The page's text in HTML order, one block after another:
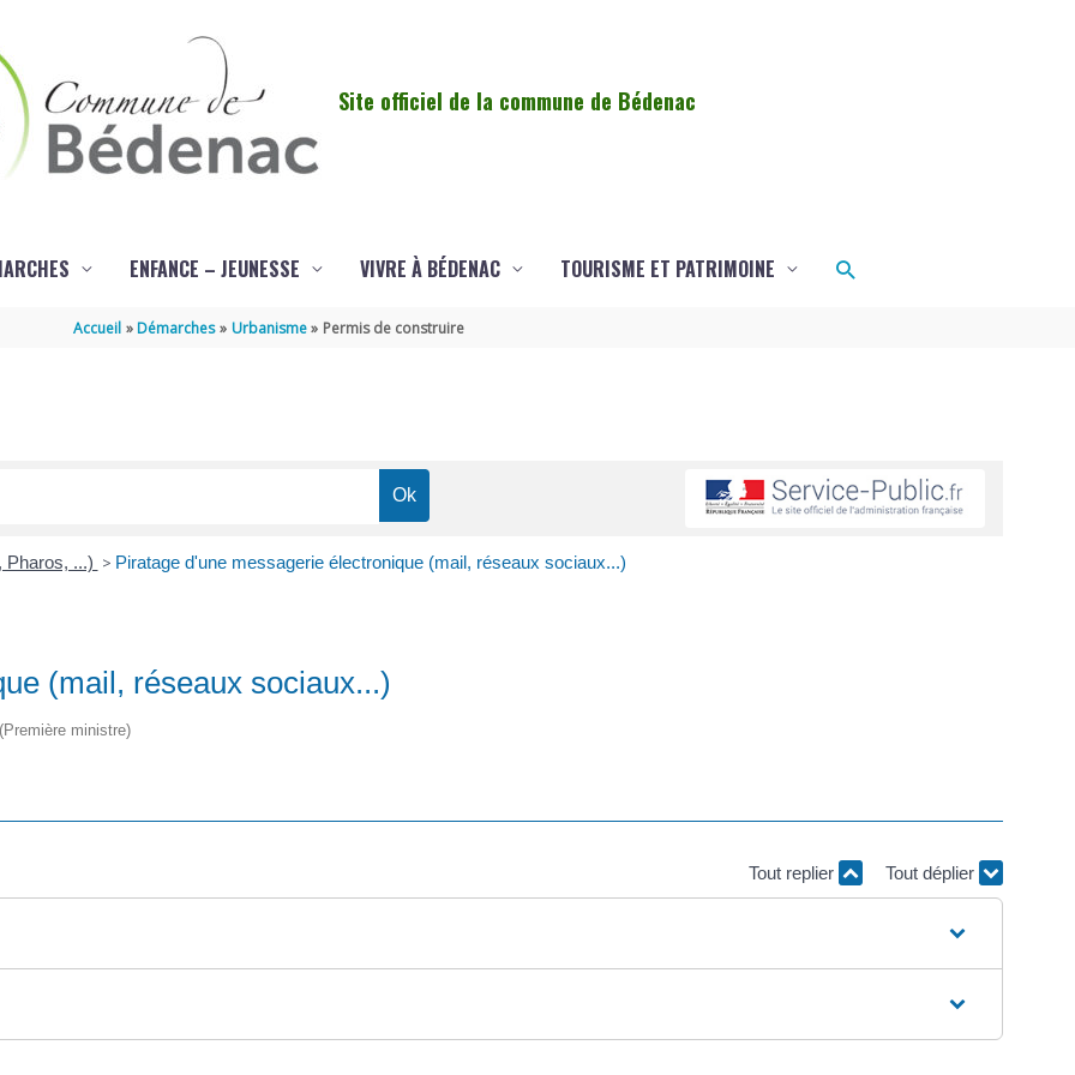
Site officiel de la commune de Bédenac
ENFANCE – JEUNESSE VIVRE À BÉDENAC TOURISME ET PATRIMOINE Rechercher
Accueil Démarches Urbanisme Permis de construire
Pharos, ...) > Piratage d'une messagerie électronique (mail, réseaux sociaux...)
(mail, réseaux sociaux...)
ministre)
Tout replier Tout déplier